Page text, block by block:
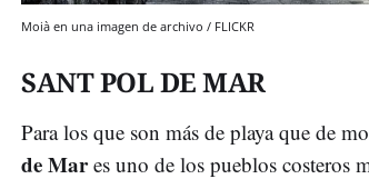
Moià en una imagen de archivo / FLICKR
SANT POL DE MAR
Para los que son más de playa que de
de Mares uno de los pueblos costeros